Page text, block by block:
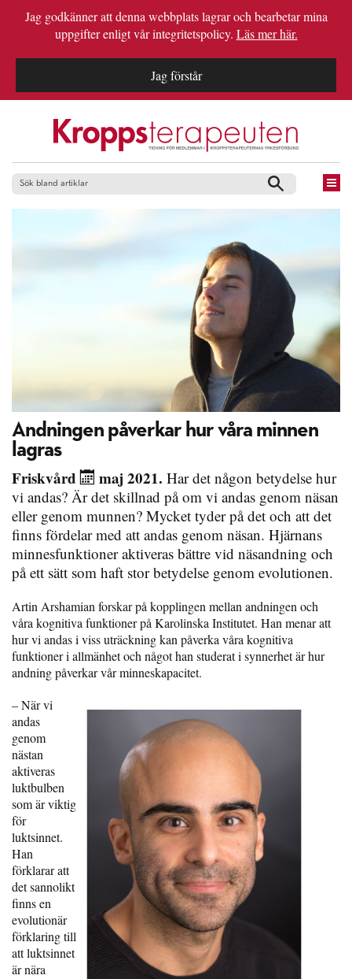
Jag godkänner att denna webbplats lagrar och bearbetar mina
uppgifter enligt vår integritetspolicy. Läs mer här.
Jag förstår
Andningen påverkar hur våra minnen
lagras
Friskvård
maj 2021. Har det någon betydelse hur
vi andas? Är det skillnad på om vi andas genom näsan
eller genom munnen? Mycket tyder på det och att det
finns fördelar med att andas genom näsan. Hjärnans
minnesfunktioner aktiveras bättre vid näsandning och
på ett sätt som haft stor betydelse genom evolutionen.
Artin Arshamian forskar på kopplingen mellan andningen och
våra kognitiva funktioner på Karolinska Institutet. Han menar att
hur vi andas i viss uträckning kan påverka våra kognitiva
funktioner i allmänhet och något han studerat i synnerhet är hur
andning påverkar vår minneskapacitet.
– När vi
andas
genom
nästan
aktiveras
luktbulben
som är viktig
för
luktsinnet.
Han
förklarar att
det sannolikt
finns en
evolutionär
förklaring till
att luktsinnet
är nära